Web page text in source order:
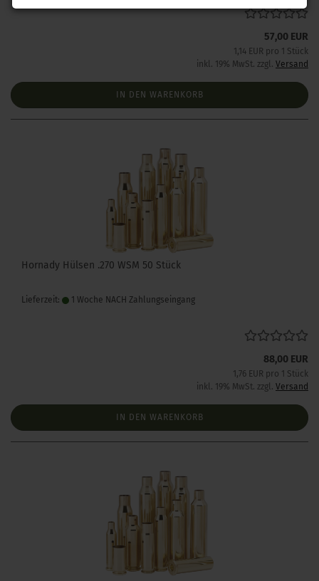
57,00 EUR
1,14 EUR pro 1 Stück
inkl. 19% MwSt. zzgl. Versand
IN DEN WARENKORB
Hornady Hülsen .270 WSM 50 Stück
Lieferzeit: 1 Woche NACH Zahlungseingang
88,00 EUR
1,76 EUR pro 1 Stück
inkl. 19% MwSt. zzgl. Versand
IN DEN WARENKORB